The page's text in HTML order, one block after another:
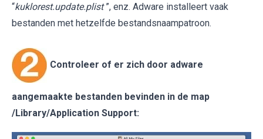
“kuklorest.update.plist ”, enz. Adware installeert vaak
bestanden met hetzelfde bestandsnaampatroon.
Controleer of er zich door adware
aangemaakte bestanden bevinden in de map
/Library/Application Support: